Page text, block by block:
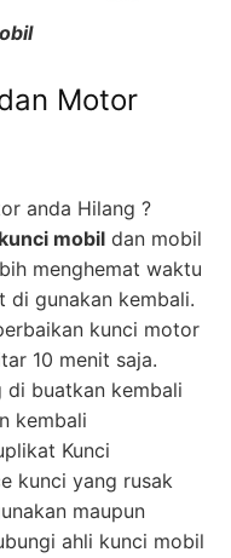
Motor
anda Hilang ?
mobil dan mobil
menghemat waktu
di gunakan kembali.
kunci motor
10 menit saja.
di buatkan kembali
kembali
Kunci
kunci yang rusak
maupun
ahli kunci mobil